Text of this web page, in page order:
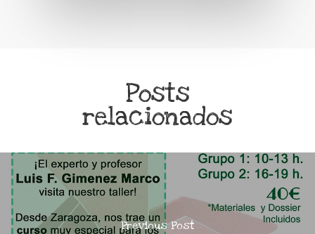
Posts
relacionados
Previous Post